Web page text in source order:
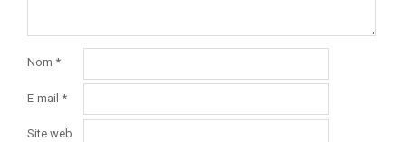
Nom *
E-mail *
Site web